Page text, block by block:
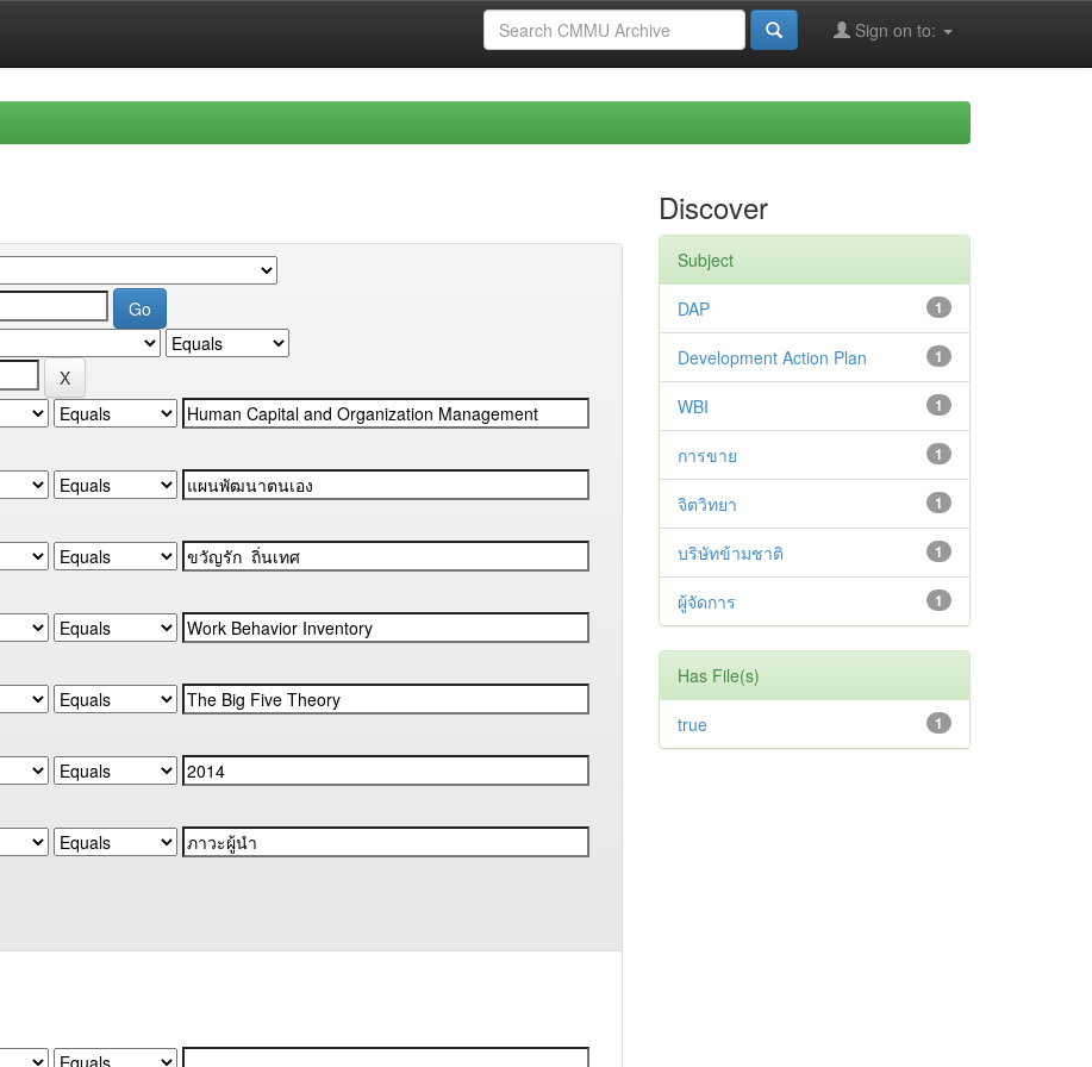
Sign on to:
Discover
Subject
1
DAP
1
Development Action Plan
1
WBI
1
การขาย
1
จิตวิทยา
1
บริษัทข้ามชาติ
1
ผู้จัดการ
Has File(s)
1
true